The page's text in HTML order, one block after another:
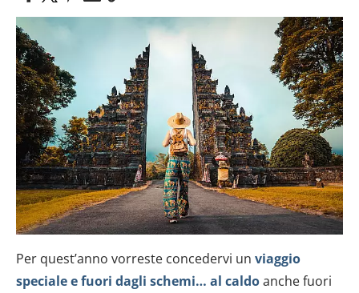
Per quest’anno vorreste concedervi un viaggio
speciale e fuori dagli schemi… al caldoanche fuori